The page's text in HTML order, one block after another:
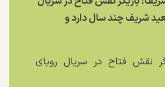
شریف چند سال دارد و
نقش فتاح در سریال رویای